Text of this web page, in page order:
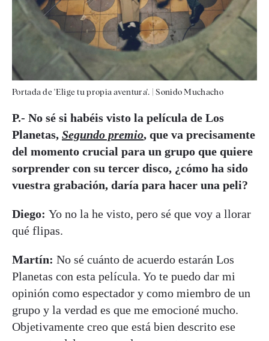
Portada de 'Elige tu propia aventura'. |Sonido Muchacho
P.- No sé si habéis visto la película de Los
Planetas, Segundo premio, que va precisamente
del momento crucial para un grupo que quiere
sorprender con su tercer disco, ¿cómo ha sido
vuestra grabación, daría para hacer una peli?
Diego: Yo no la he visto, pero sé que voy a llorar
qué flipas.
Martín: No sé cuánto de acuerdo estarán Los
Planetas con esta película. Yo te puedo dar mi
opinión como espectador y como miembro de un
grupo y la verdad es que me emocioné mucho.
Objetivamente creo que está bien descrito ese